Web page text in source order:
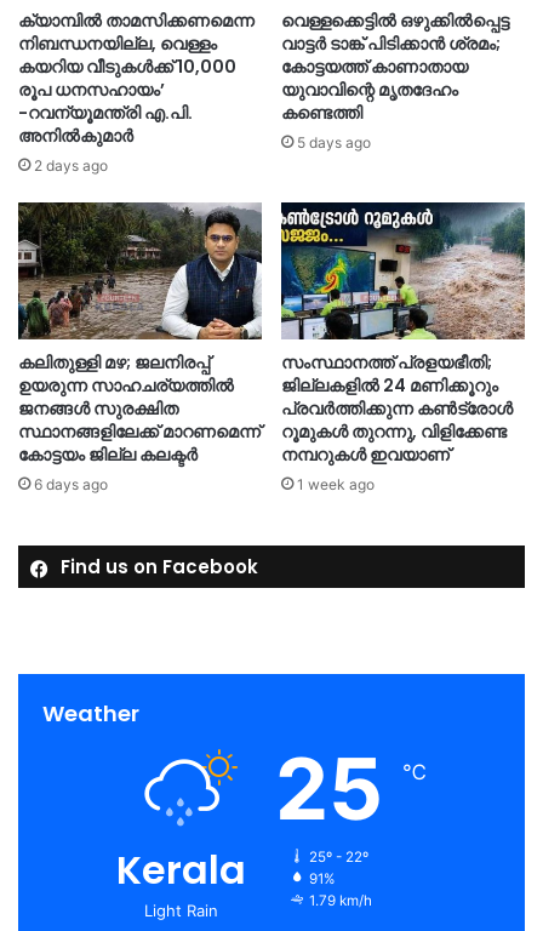
ക്യാമ്പിൽ താമസിക്കണമെന്ന
നിബന്ധനയില്ല, വെള്ളം
കയറിയ വീടുകൾക്ക് 10,000
രൂപ ധനസഹായം’
-റവന്യൂമന്ത്രി എ.പി.
അനിൽകുമാർ
2 days ago
വെള്ളക്കെട്ടിൽ ഒഴുക്കിൽപ്പെട്ട
വാട്ടർ ടാങ്ക് പിടിക്കാൻ ശ്രമം;
കോട്ടയത്ത് കാണാതായ
യുവാവിന്റെ മൃതദേഹം
കണ്ടെത്തി
5 days ago
കലിതുള്ളി മഴ; ജലനിരപ്പ്
ഉയരുന്ന സാഹചര്യത്തിൽ
ജനങ്ങൾ സുരക്ഷിത
സ്ഥാനങ്ങളിലേക്ക് മാറണമെന്ന്
കോട്ടയം ജില്ല കലക്ടർ
6 days ago
സംസ്ഥാനത്ത് പ്രളയഭീതി;
ജില്ലകളിൽ 24 മണിക്കൂറും
പ്രവർത്തിക്കുന്ന കൺട്രോൾ
റൂമുകൾ തുറന്നു, വിളിക്കേണ്ട
നമ്പറുകൾ ഇവയാണ്
1 week ago
Find us on Facebook
Weather
Kerala
Light Rain
25 ℃
25º - 22º
91%
1.79 km/h